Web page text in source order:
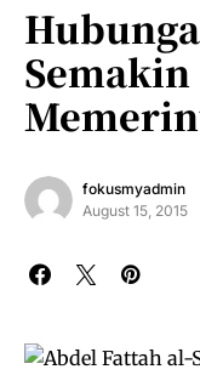
Semakin
fokusmyadmin
August 15, 2015